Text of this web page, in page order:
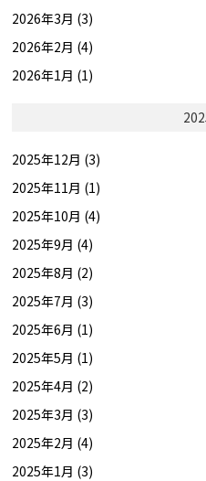
2026年3月 (3)
2026年2月 (4)
2026年1月 (1)
2025年12月 (3)
2025年11月 (1)
2025年10月 (4)
2025年9月 (4)
2025年8月 (2)
2025年7月 (3)
2025年6月 (1)
2025年5月 (1)
2025年4月 (2)
2025年3月 (3)
2025年2月 (4)
2025年1月 (3)